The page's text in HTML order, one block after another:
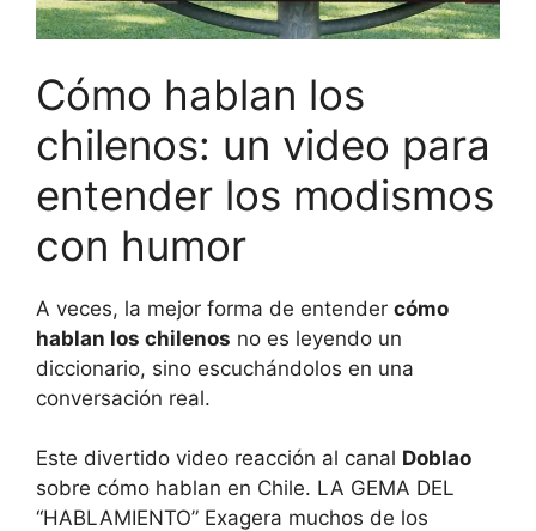
Cómo hablan los
chilenos: un video para
entender los modismos
con humor
A veces, la mejor forma de entender cómo
hablan los chilenos no es leyendo un
diccionario, sino escuchándolos en una
conversación real.
Este divertido video reacción al canal Doblao
sobre cómo hablan en Chile. LA GEMA DEL
“HABLAMIENTO” Exagera muchos de los